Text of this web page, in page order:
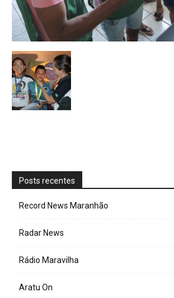
Posts recentes
Record News Maranhão
Radar News
Rádio Maravilha
Aratu On